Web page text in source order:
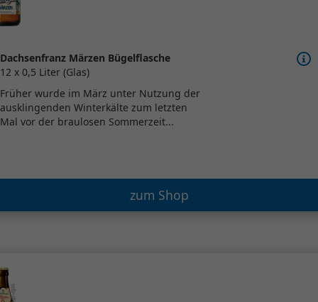
Dachsenfranz Märzen Bügelflasche
12 x 0,5 Liter (Glas)
Früher wurde im März unter Nutzung der
ausklingenden Winterkälte zum letzten
Mal vor der braulosen Sommerzeit...
zum Shop